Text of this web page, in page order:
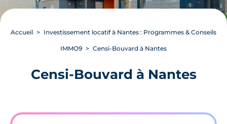
Accueil Investissement locatif à Nantes : Programmes & Conseils
IMMO9 Censi-Bouvard à Nantes
Censi-Bouvard à Nantes